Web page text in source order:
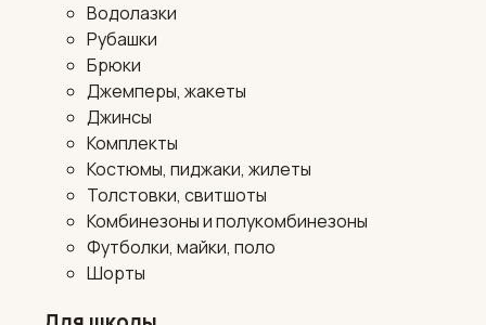
Водолазки
Рубашки
Брюки
Джемперы, жакеты
Джинсы
Комплекты
Костюмы, пиджаки, жилеты
Толстовки, свитшоты
Комбинезоны и полукомбинезоны
Футболки, майки, поло
Шорты